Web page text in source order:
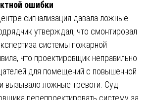
ошибки
сигнализация давала ложные
утверждал, что смонтировал
системы пожарной
что проектировщик неправильно
для помещений с повышенной
вызывало ложные тревоги. Суд
перепроектировать систему за